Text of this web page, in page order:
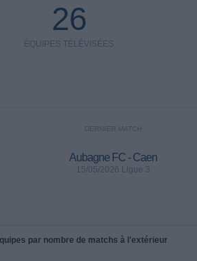
26
ÉQUIPES TÉLÉVISÉES
DERNIER MATCH
Aubagne FC - Caen
15/05/2026 Ligue 3
par nombre de matchs à l'extérieur